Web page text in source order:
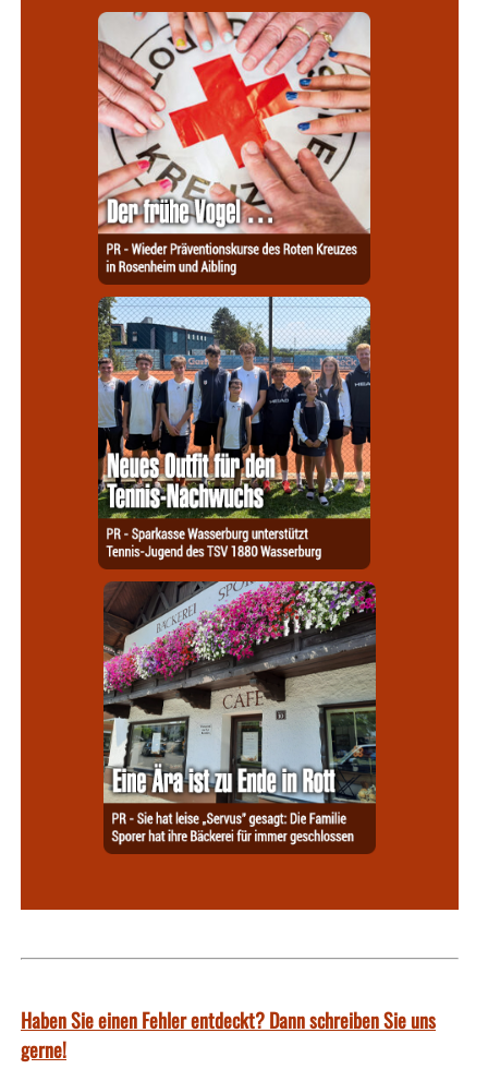
Haben Sie einen Fehler entdeckt? Dann schreiben Sie uns
gerne!